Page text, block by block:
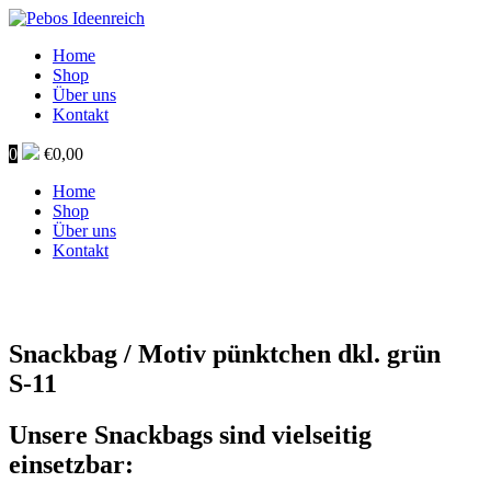
Home
Shop
Über uns
Kontakt
0 €0,00
Home
Shop
Über uns
Kontakt
Snackbag / Motiv pünktchen dkl. grün
S‑11
Unsere Snackbags sind vielseitig
einsetzbar: